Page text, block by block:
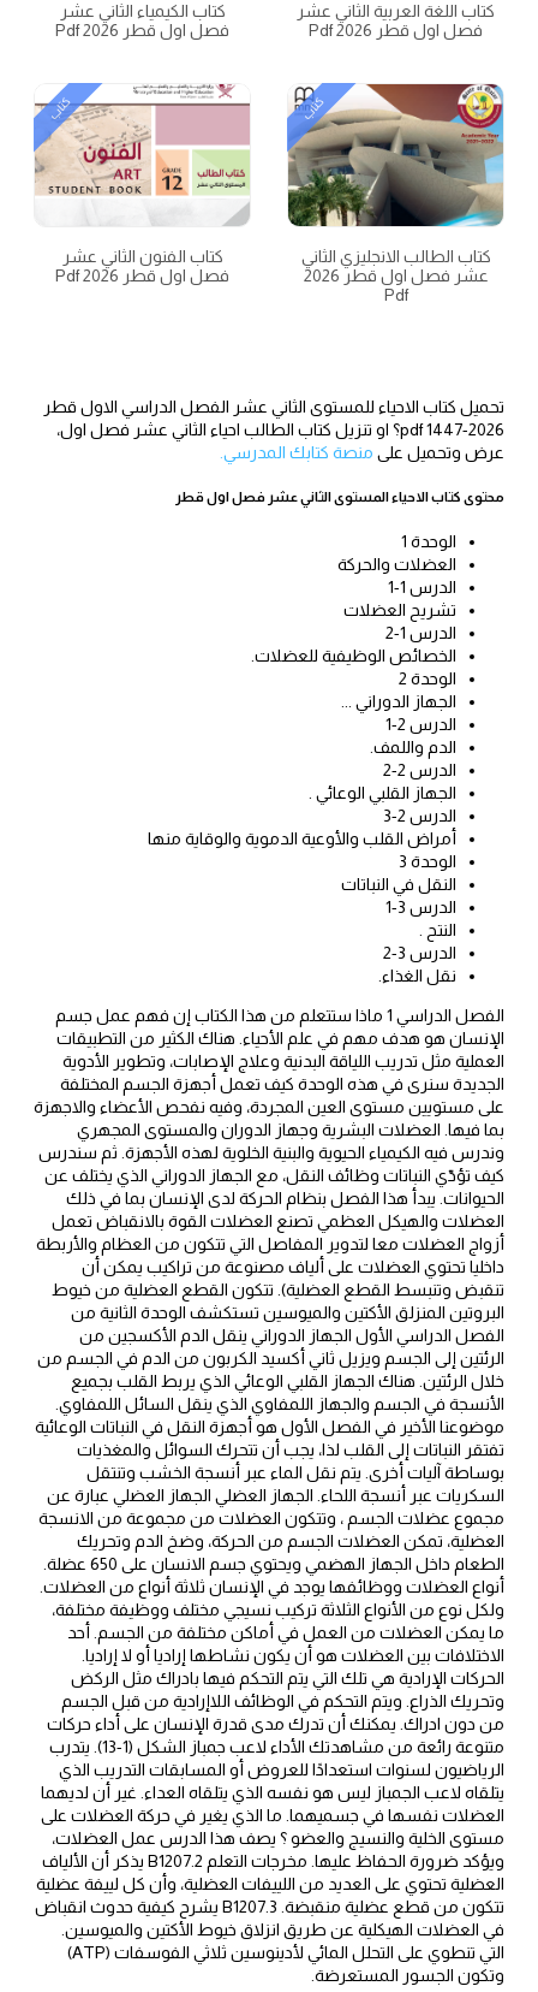
كتاب اللغة العربية الثاني عشر
فصل اول قطر 2026 Pdf
كتاب الكيمياء الثاني عشر
فصل اول قطر 2026 Pdf
كتاب الطالب الانجليزي الثاني
عشر فصل اول قطر 2026
Pdf
كتاب
كتاب الفنون الثاني عشر
فصل اول قطر 2026 Pdf
كتاب
تحميل كتاب الاحياء للمستوى الثاني عشر الفصل الدراسي الاول قطر
2026-1447 pdf؟ او تنزيل كتاب الطالب احياء الثاني عشر فصل اول،
عرض وتحميل على منصة كتابك المدرسي.
محتوى كتاب الاحياء المستوى الثاني عشر فصل اول قطر
الوحدة 1
العضلات والحركة
الدرس 1-1
تشريح العضلات
الدرس 1-2
الخصائص الوظيفية للعضلات.
الوحدة 2
الجهاز الدوراني ...
الدرس 2-1
الدم واللمف.
الدرس 2-2
الجهاز القلبي الوعائي .
الدرس 2-3
أمراض القلب والأوعية الدموية والوقاية منها
الوحدة 3
النقل في النباتات
الدرس 3-1
النتح .
الدرس 3-2
نقل الغذاء.
الفصل الدراسي 1 ماذا ستتعلم من هذا الكتاب إن فهم عمل جسم
الإنسان هو هدف مهم في علم الأحياء. هناك الكثير من التطبيقات
العملية مثل تدريب اللياقة البدنية وعلاج الإصابات، وتطوير الأدوية
الجديدة سنرى في هذه الوحدة كيف تعمل أجهزة الجسم المختلفة
على مستويين مستوى العين المجردة، وفيه نفحص الأعضاء والاجهزة
بما فيها. العضلات البشرية وجهاز الدوران والمستوى المجهري
وندرس فيه الكيمياء الحيوية والبنية الخلوية لهذه الأجهزة. ثم سندرس
كيف تؤدّي النباتات وظائف النقل، مع الجهاز الدوراني الذي يختلف عن
الحيوانات. يبدأ هذا الفصل بنظام الحركة لدى الإنسان بما في ذلك
العضلات والهيكل العظمي تصنع العضلات القوة بالانقباض تعمل
أزواج العضلات معا لتدوير المفاصل التي تتكون من العظام والأربطة
داخليا تحتوي العضلات على ألياف مصنوعة من تراكيب يمكن أن
تنقبض وتنبسط القطع العضلية). تتكون القطع العضلية من خيوط
البروتين المنزلق الأكتين والميوسين تستكشف الوحدة الثانية من
الفصل الدراسي الأول الجهاز الدوراني ينقل الدم الأكسجين من
الرئتين إلى الجسم ويزيل ثاني أكسيد الكربون من الدم في الجسم من
خلال الرئتين. هناك الجهاز القلبي الوعائي الذي يربط القلب بجميع
الأنسجة في الجسم والجهاز اللمفاوي الذي ينقل السائل اللمفاوي.
موضوعنا الأخير في الفصل الأول هو أجهزة النقل في النباتات الوعائية
تفتقر النباتات إلى القلب لذا، يجب أن تتحرك السوائل والمغذيات
بوساطة آليات أخرى. يتم نقل الماء عبر أنسجة الخشب وتنتقل
السكريات عبر أنسجة اللحاء. الجهاز العضلي الجهاز العضلي عبارة عن
مجموع عضلات الجسم ، وتتكون العضلات من مجموعة من الانسجة
العضلية، تمكن العضلات الجسم من الحركة، وضخ الدم وتحريك
الطعام داخل الجهاز الهضمي ويحتوي جسم الانسان على 650 عضلة.
أنواع العضلات ووظائفها يوجد في الإنسان ثلاثة أنواع من العضلات.
ولكل نوع من الأنواع الثلاثة تركيب نسيجي مختلف ووظيفة مختلفة،
ما يمكن العضلات من العمل في أماكن مختلفة من الجسم. أحد
الاختلافات بين العضلات هو أن يكون نشاطها إراديا أو لا إراديا.
الحركات الإرادية هي تلك التي يتم التحكم فيها بادراك مثل الركض
وتحريك الذراع. ويتم التحكم في الوظائف اللاإرادية من قبل الجسم
من دون ادراك. يمكنك أن تدرك مدى قدرة الإنسان على أداء حركات
متنوعة رائعة من مشاهدتك الأداء لاعب جمباز الشكل (1-13). يتدرب
الرياضيون لسنوات استعدادًا للعروض أو المسابقات التدريب الذي
يتلقاه لاعب الجمباز ليس هو نفسه الذي يتلقاه العداء. غير أن لديهما
العضلات نفسها في جسميهما. ما الذي يغير في حركة العضلات على
مستوى الخلية والنسيج والعضو ؟ يصف هذا الدرس عمل العضلات،
ويؤكد ضرورة الحفاظ عليها. مخرجات التعلم B1207.2 يذكر أن الألياف
العضلية تحتوي على العديد من اللييفات العضلية، وأن كل لييفة عضلية
تتكون من قطع عضلية منقبضة. B1207.3 يشرح كيفية حدوث انقباض
في العضلات الهيكلية عن طريق انزلاق خيوط الأكتين والميوسين.
التي تنطوي على التحلل المائي لأدينوسين ثلاثي الفوسفات (ATP)
وتكون الجسور المستعرضة.